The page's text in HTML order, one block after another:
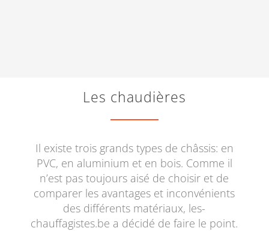
Les chaudières
Il existe trois grands types de châssis: en
PVC, en aluminium et en bois. Comme il
n’est pas toujours aisé de choisir et de
comparer les avantages et inconvénients
des différents matériaux, les-
chauffagistes.be a décidé de faire le point.